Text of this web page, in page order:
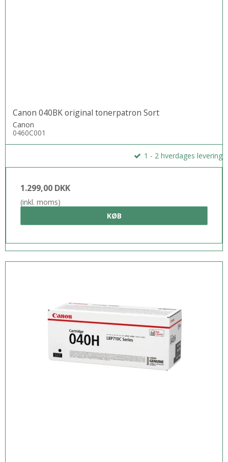
Canon 040BK original tonerpatron Sort
Canon
0460C001
1 - 2 hverdages levering
1.299,00 DKK
(inkl. moms)
KØB